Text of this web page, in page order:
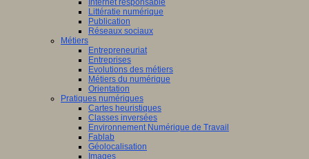
Internet responsable
Littératie numérique
Publication
Réseaux sociaux
Métiers
Entrepreneuriat
Entreprises
Evolutions des métiers
Métiers du numérique
Orientation
Pratiques numériques
Cartes heuristiques
Classes inversées
Environnement Numérique de Travail
Fablab
Géolocalisation
Images